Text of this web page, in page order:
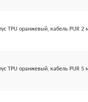
TPU оранжевый, кабель PUR 2
TPU оранжевый, кабель PUR 5